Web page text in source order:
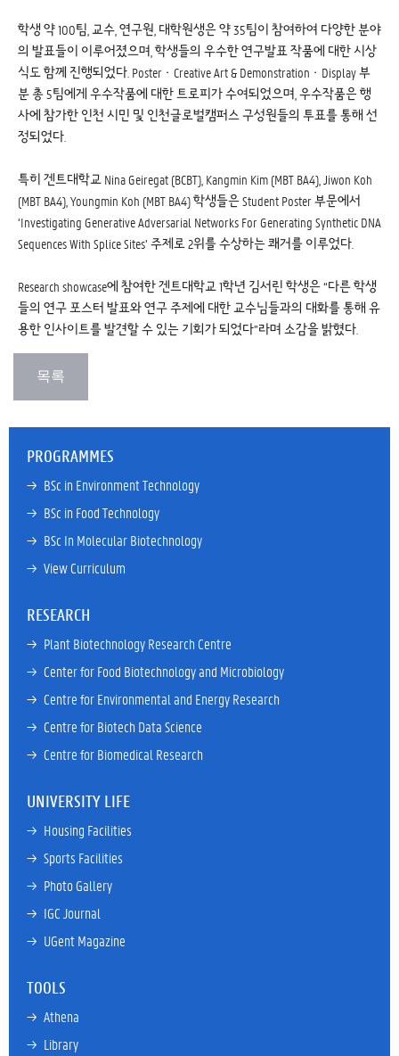
학생 약 100팀, 교수, 연구원, 대학원생은 약 35팀이 참여하여 다양한 분야
의 발표들이 이루어졌으며, 학생들의 우수한 연구발표 작품에 대한 시상
식도 함께 진행되었다. PosterㆍCreative Art & DemonstrationㆍDisplay 부
분 총 5팀에게 우수작품에 대한 트로피가 수여되었으며, 우수작품은 행
사에 참가한 인천 시민 및 인천글로벌캠퍼스 구성원들의 투표를 통해 선
정되었다.
특히 겐트대학교 Nina Geiregat (BCBT), Kangmin Kim (MBT BA4), Jiwon Koh
(MBT BA4), Youngmin Koh (MBT BA4) 학생들은 Student Poster 부문에서
‘Investigating Generative Adversarial Networks For Generating Synthetic DNA
Sequences With Splice Sites’ 주제로 2위를 수상하는 쾌거를 이루었다.
Research showcase에 참여한 겐트대학교 1학년 김서린 학생은 “다른 학생
들의 연구 포스터 발표와 연구 주제에 대한 교수님들과의 대화를 통해 유
용한 인사이트를 발견할 수 있는 기회가 되었다”라며 소감을 밝혔다.
PROGRAMMES
→ BSc in Environment Technology
→ BSc in Food Technology
→ BSc In Molecular Biotechnology
→ View Curriculum
RESEARCH
→ Plant Biotechnology Research Centre
→ Center for Food Biotechnology and Microbiology
→ Centre for Environmental and Energy Research
→ Centre for Biotech Data Science
→ Centre for Biomedical Research
UNIVERSITY LIFE
→ Housing Facilities
→ Sports Facilities
→ Photo Gallery
→ IGC Journal
→ UGent Magazine
TOOLS
→ Athena
→ Library